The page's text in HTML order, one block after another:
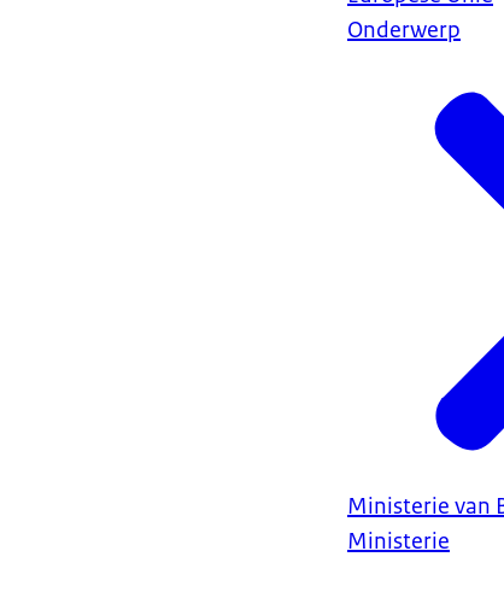
Onderwerp
Ministerie van
Ministerie